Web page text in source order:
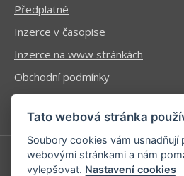
Předplatné
Inzerce v časopise
Inzerce na www stránkách
Obchodní podmínky
Ochrana osobních údajů
Příhlášení | Registrace
Tato webová stránka
Soubory cookies vám usnadňují
webovými stránkami a nám
vylepšovat. Nastavení cookies